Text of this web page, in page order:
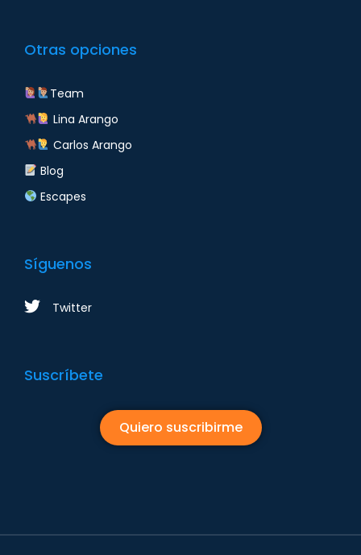
Otras opciones
Team
Lina Arango
Carlos Arango
Blog
Escapes
Síguenos
Twitter
Suscríbete
Quiero suscribirme